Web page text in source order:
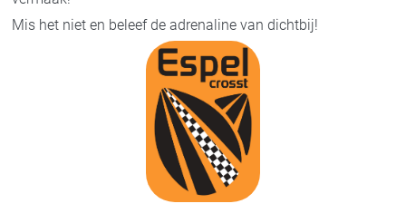
Mis het niet en beleef de adrenaline van dichtbij!